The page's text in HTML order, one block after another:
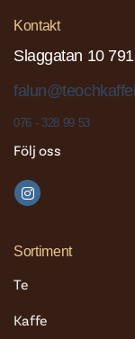
Kontakt
Slaggatan 10
076 - 328 99 53
Följ oss
Sortiment
Te
Kaffe